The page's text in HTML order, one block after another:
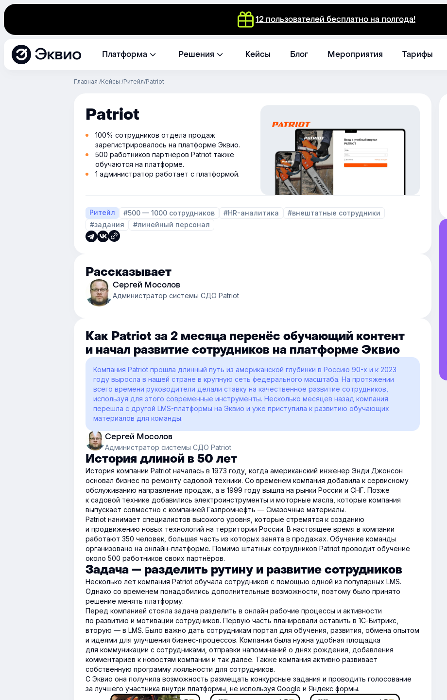
12 пользователей бесплатно на полгода!
Эквио Платформа Решения Кейсы Блог Мероприятия Тарифы
Главная Кейсы Ритейл Patriot
Patriot
100% сотрудников отдела продаж
зарегистрировалось на платформе Эквио.
500 работников партнёров Patriot также
обучаются на платформе.
1 администратор работает с платформой.
Ритейл #500 — 1000 сотрудников #HR-аналитика
#внештатные сотрудники
#задания
#линейный персонал
Рассказывает
Сергей Мосолов
Администратор системы СДО Patriot
Как Patriot за 2 месяца перенёс обучающий контент
и начал развитие сотрудников на платформе Эквио
Компания Patriot прошла длинный путь из американской глубинки в Россию 90-х и к 2023
году выросла в нашей стране в крупную сеть федерального масштаба. На протяжении
всего времени руководители делали ставку на качественное развитие сотрудников,
используя для этого современные инструменты. Несколько месяцев назад компания
перешла с другой LMS-платформы на Эквио и уже приступила к развитию обучающих
материалов для команды.
Сергей Мосолов
Администратор системы СДО Patriot
История длиной в 50 лет
История компании Patriot началась в 1973 году, когда американский инженер Энди Джонсон
основал бизнес по ремонту садовой техники. Со временем компания добавила к сервисному
обслуживанию направление продаж, а в 1999 году вышла на рынки России и СНГ. Позже
к садовой технике добавились электроинструменты и моторные масла, которые компания
выпускает совместно с компанией Газпромнефть — Смазочные материалы.
Patriot нанимает специалистов высокого уровня, которые стремятся к созданию
и продвижению новых технологий на территории России. В настоящее время в компании
работают 350 человек, большая часть из которых занята в продажах. Обучение команды
организовано на онлайн-платформе. Помимо штатных сотрудников Patriot проводит обучение
около 500 работников своих партнёров.
Задача — разделить рутину и развитие сотрудников
Несколько лет компания Patriot обучала сотрудников с помощью одной из популярных LMS.
Однако со временем понадобились дополнительные возможности, поэтому было принято
решение менять платформу.
Перед компанией стояла задача разделить в онлайн рабочие процессы и активности
по развитию и мотивации сотрудников. Первую часть планировали оставить в 1С-Битрикс,
вторую — в LMS. Было важно дать сотрудникам портал для обучения, развития, обмена опытом
и идеями для улучшения бизнес-процессов. Компании была нужна удобная площадка
для коммуникации с сотрудниками, отправки напоминаний о днях рождения, добавления
комментариев к новостям компании и так далее. Также компания активно развивает
собственную программу лояльности для сотрудников.
С Эквио она получила возможность размещать конкурсные задания и проводить голосование
за лучшего участника внутри платформы, не используя Google и Яндекс формы.